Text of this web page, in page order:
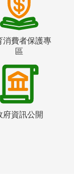
消費者保護專
區
府資訊公開